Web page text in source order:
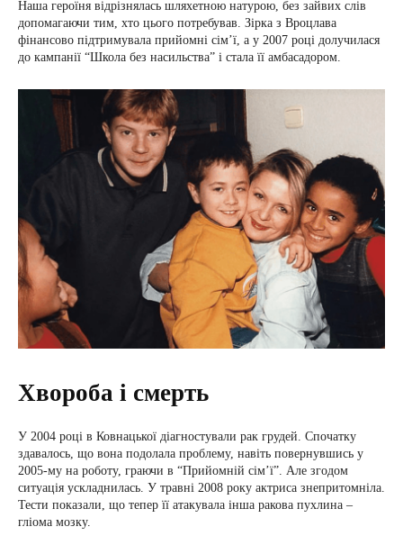
Наша героїня відрізнялась шляхетною натурою, без зайвих слів
допомагаючи тим, хто цього потребував. Зірка з Вроцлава
фінансово підтримувала прийомні сім’ї, а у 2007 році долучилася
до кампанії “Школа без насильства” і стала її амбасадором.
Хвороба і смерть
У 2004 році в Ковнацької діагностували рак грудей. Спочатку
здавалось, що вона подолала проблему, навіть повернувшись у
2005-му на роботу, граючи в “Прийомній сім’ї”. Але згодом
ситуація ускладнилась. У травні 2008 року актриса знепритомніла.
Тести показали, що тепер її атакувала інша ракова пухлина –
гліома мозку.